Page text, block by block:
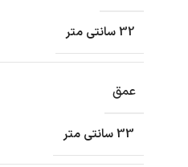
32 سانتی متر
عمق
33 سانتی متر